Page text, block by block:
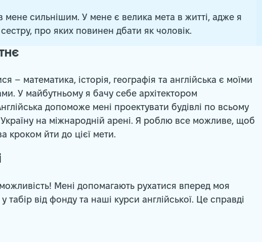
мене сильнішим. У мене є велика мета в житті, адже я
про яких повинен дбати як чоловік.
– математика, історія, географія та англійська є моїми
У майбутньому я бачу себе архітектором
допоможе мені проектувати будівлі по всьому
Україну на міжнародній арені. Я роблю все можливе, щоб
кроком йти до цієї мети.
Мені допомагають рухатися вперед моя
табір від фонду та наші курси англійської. Це справді